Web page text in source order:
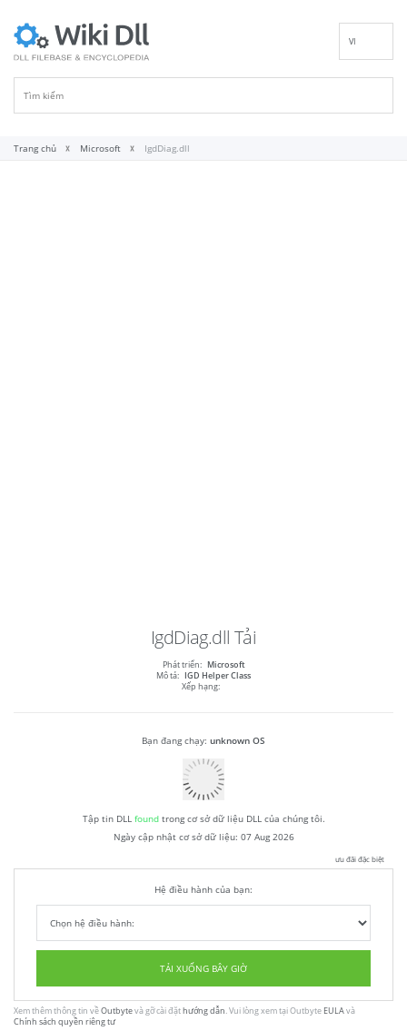
VI
Trang chủ Microsoft IgdDiag.dll
IgdDiag.dll Tải
Phát triển: Microsoft
Mô tả: IGD Helper Class
Xếp hạng:
Bạn đang chạy: unknown OS
Tập tin DLL foundtrong cơ sở dữ liệu DLL của chúng tôi.
Ngày cập nhật cơ sở dữ liệu: 07 Aug 2026
ưu đãi đặc biệt
Hệ điều hành của bạn:
TẢI XUỐNG BÂY GIỜ
Xem thêm thông tin vềOutbytevà gỡ cài đặthướng dẫn. Vui lòng xem tại Outbyte EULAvà
Chính sách quyền riêng tư